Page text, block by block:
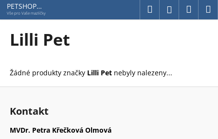
Přejít
na
obsah
PETSHOP
Jihlavská
Vše pro Vaše mazlíčky Hledat Přihlášení
Lilli Pet
Žádné produkty značky Lilli Pet nebyly nalezeny...
o
o
p
o
t
ř
e
Z
Kontakt
MVDr. Petra Křečková Olmová